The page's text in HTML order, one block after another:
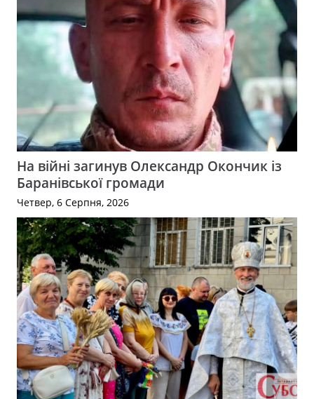
На війні загинув Олександр Окончик із
Баранівської громади
Четвер, 6 Серпня, 2026